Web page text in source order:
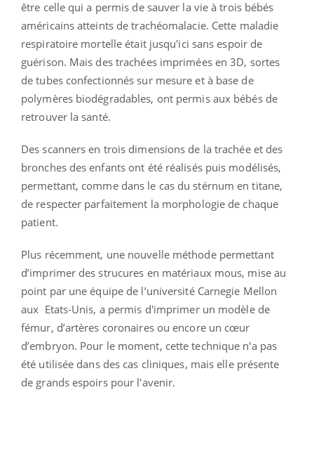
être celle qui a permis de sauver la vie à trois bébés
américains atteints de trachéomalacie. Cette maladie
respiratoire mortelle était jusqu'ici sans espoir de
guérison. Mais des trachées imprimées en 3D, sortes
de tubes confectionnés sur mesure et à base de
polymères biodégradables, ont permis aux bébés de
retrouver la santé.
Des scanners en trois dimensions de la trachée et des
bronches des enfants ont été réalisés puis modélisés,
permettant, comme dans le cas du stérnum en titane,
de respecter parfaitement la morphologie de chaque
patient.
Plus récemment, une nouvelle méthode permettant
d’imprimer des strucures en matériaux mous, mise au
point par une équipe de l’université Carnegie Mellon
aux Etats-Unis, a permis d'imprimer un modèle de
fémur, d’artères coronaires ou encore un cœur
d’embryon. Pour le moment, cette technique n'a pas
été utilisée dans des cas cliniques, mais elle présente
de grands espoirs pour l'avenir.